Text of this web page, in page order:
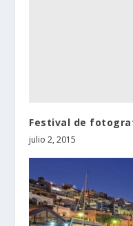
Festival de
julio 2, 2015